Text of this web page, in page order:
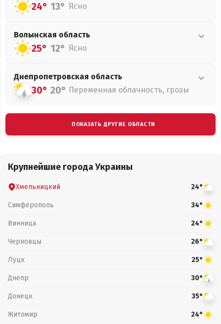
24° 13° Ясно
Волынская область
25° 12° Ясно
Днепропетровская область
30° 20° Переменная облачность, грозы
ПОКАЗАТЬ ДРУГИЕ ОБЛАСТИ
Крупнейшие города Украины
Хмельницкий 24°
Симферополь 34°
Винница 24°
Черновцы 26°
Луцк 25°
Днепр 30°
Донецк 35°
Житомир 24°